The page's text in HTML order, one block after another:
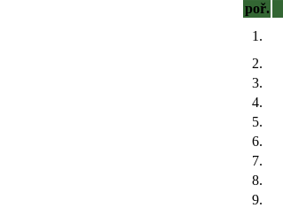
poř.
1.
2.
3.
4.
5.
6.
7.
8.
9.